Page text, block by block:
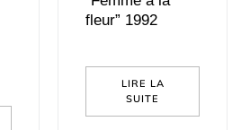
fleur” 1992
LIRE LA
SUITE